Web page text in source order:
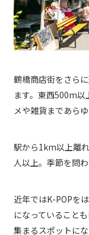
鶴橋商店街をさら
ます。東西500m以
メや雑貨まであら
駅から1km以上離
人以上。季節を問
近年ではK-POPを
になっていること
集まるスポットにな